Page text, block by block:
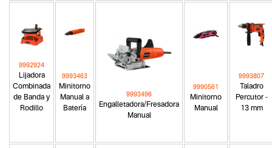
Lijadora
Combinada
de Banda y
Rodillo
9992924
Minitorno
Manual a
Batería
9993463
Engalletadora/Fresadora
Manual
9993496
Minitorno
Manual
9990561
Taladro
Percutor -
13 mm
9993807